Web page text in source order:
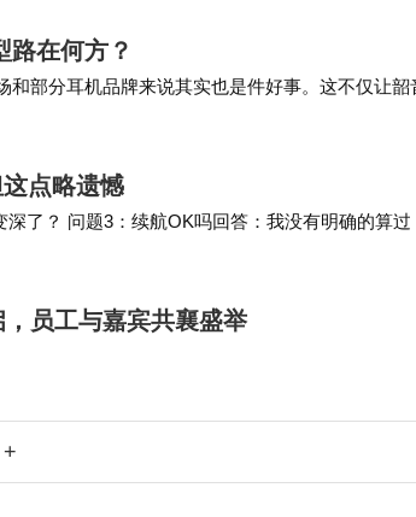
路在何方？
部分耳机品牌来说其实也是件好事。这不仅让韶
还换来了不错的销售成绩——在洛…
点略遗憾
了？ 问题3：续航OK吗回答：我没有明确的算过
影像的折叠屏…
员工与嘉宾共襄盛举